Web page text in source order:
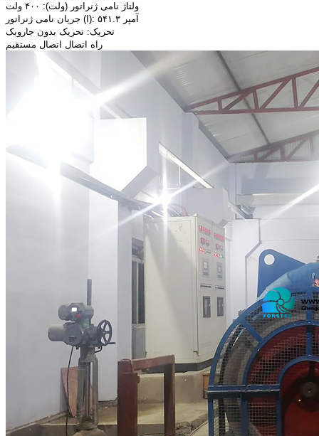
ولتاژ نامی ژنراتور (ولت): ۴۰۰ ولت
جریان نامی ژنراتور (I): ۵۴۱.۳ آمپر
تحریک: تحریک بدون جاروبک
راه اتصال اتصال مستقیم